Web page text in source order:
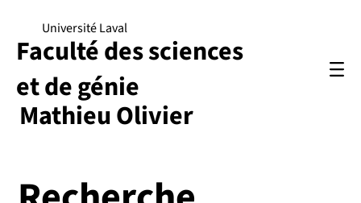
Mathieu Olivier
Université Laval
Faculté des sciences
et de génie